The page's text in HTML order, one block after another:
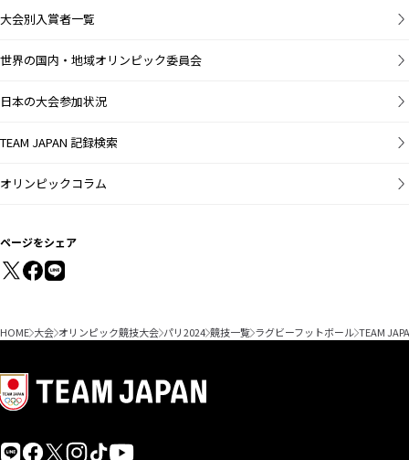
大会別入賞者一覧
世界の国内・地域オリンピック委員会
日本の大会参加状況
TEAM JAPAN 記録検索
オリンピックコラム
ページをシェア
HOME 大会 オリンピック競技大会 パリ2024 競技一覧 ラグビーフットボール TEAM